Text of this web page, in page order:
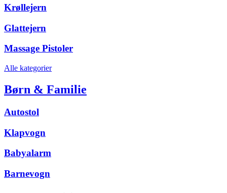
Krøllejern
Glattejern
Massage Pistoler
Alle kategorier
Børn & Familie
Autostol
Klapvogn
Babyalarm
Barnevogn